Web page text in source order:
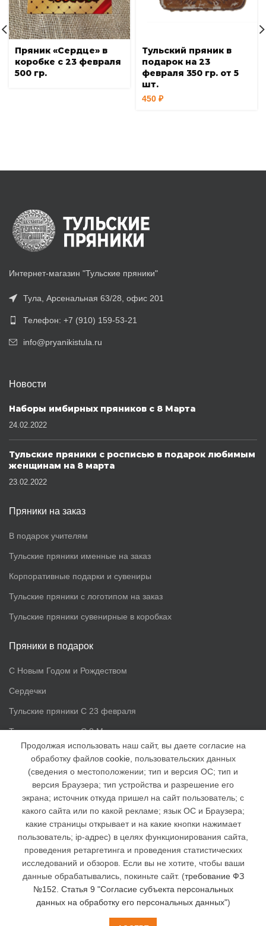
Пряник «Сердце» в
коробке с 23 февраля
500 гр.
Тульский пряник в
подарок на 23
февраля 350 гр. от 5
шт.
450 ₽
Интернет-магазин "Тульские пряники"
Тула, Арсенальная 63/28, офис 201
Телефон: +7 (910) 159-53-21
info@pryanikistula.ru
Новости
Наборы имбирных пряников с 8 Марта
24.02.2022
Тульские пряники с росписью в подарок любимым
женщинам на 8 марта
23.02.2022
Пряники на заказ
В подарок учителям
Тульские пряники именные на заказ
Корпоративные подарки и сувениры
Тульские пряники с логотипом на заказ
Тульские пряники сувенирные в коробках
Пряники в подарок
С Новым Годом и Рождеством
Сердечки
Тульские пряники С 23 февраля
Тульские пряники С 8 Марта
Доп. информация
Статьи
Доставка и оплата
Наша группа ВК
Отзывы
Продолжая использовать наш сайт, вы даете согласие на
обработку файлов cookie, пользовательских данных
(сведения о местоположении; тип и версия ОС; тип и
версия Браузера; тип устройства и разрешение его
экрана; источник откуда пришел на сайт пользователь; с
какого сайта или по какой рекламе; язык ОС и Браузера;
какие страницы открывает и на какие кнопки нажимает
пользователь; ip-адрес) в целях функционирования сайта,
проведения ретаргетинга и проведения статистических
исследований и обзоров. Если вы не хотите, чтобы ваши
данные обрабатывались, покиньте сайт. (требование ФЗ
№152. Статья 9 "Согласие субъекта персональных
данных на обработку его персональных данных")